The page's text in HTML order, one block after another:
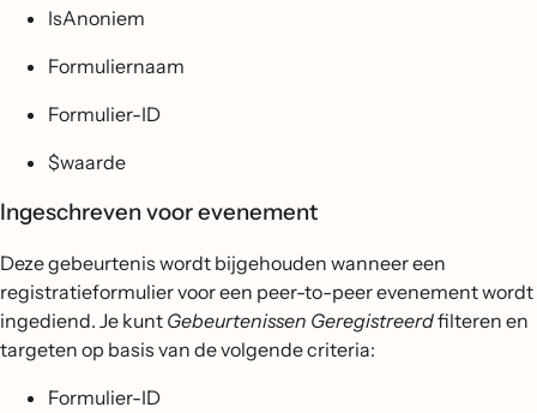
IsAnoniem
Formuliernaam
Formulier-ID
$waarde
Ingeschreven voor evenement
Deze gebeurtenis wordt bijgehouden wanneer een
registratieformulier voor een peer-to-peer evenement wordt
ingediend. Je kunt Gebeurtenissen Geregistreerdfilteren en
targeten op basis van de volgende criteria:
Formulier-ID